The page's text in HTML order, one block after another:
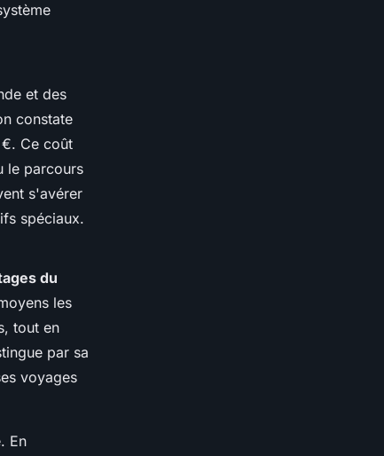
et des
constate
Ce coût
le parcours
s'avérer
spéciaux.
du
les
tout en
par sa
voyages
En